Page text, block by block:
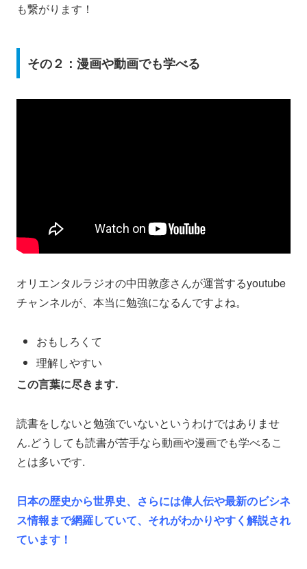
も繋がります！
その２：漫画や動画でも学べる
オリエンタルラジオの中田敦彦さんが運営するyoutube
チャンネルが、本当に勉強になるんですよね。
おもしろくて
理解しやすい
この言葉に尽きます.
読書をしないと勉強でいないというわけではありませ
ん.どうしても読書が苦手なら動画や漫画でも学べるこ
とは多いです.
日本の歴史から世界史、さらには偉人伝や最新のビシネ
ス情報まで網羅していて、それがわかりやすく解説され
ています！